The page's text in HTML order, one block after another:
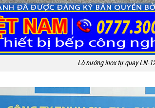
Lò nướng inox tự quay LN-